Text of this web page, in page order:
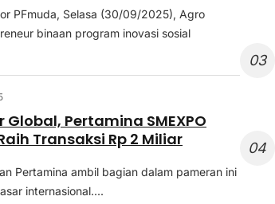
PFmuda, Selasa (30/09/2025), Agro
binaan program inovasi sosial
Pertamina SMEXPO
Transaksi Rp 2 Miliar
Pertamina ambil bagian dalam pameran ini
internasional....
03
04